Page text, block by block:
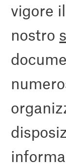
vigore
nostro